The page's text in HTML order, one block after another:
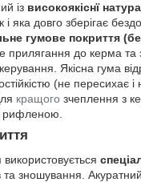
із високоякіснї
яка довго зберігає
гумове покриття
прилягання до керма та
Якісна гума
(не пересихає і
кращого зчеплення з
рифленою.
та зношування.